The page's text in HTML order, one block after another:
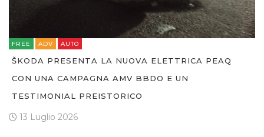
FREE ADV AUTO
ŠKODA PRESENTA LA NUOVA ELETTRICA PEAQ
CON UNA CAMPAGNA AMV BBDO E UN
TESTIMONIAL PREISTORICO
13 Luglio 2026